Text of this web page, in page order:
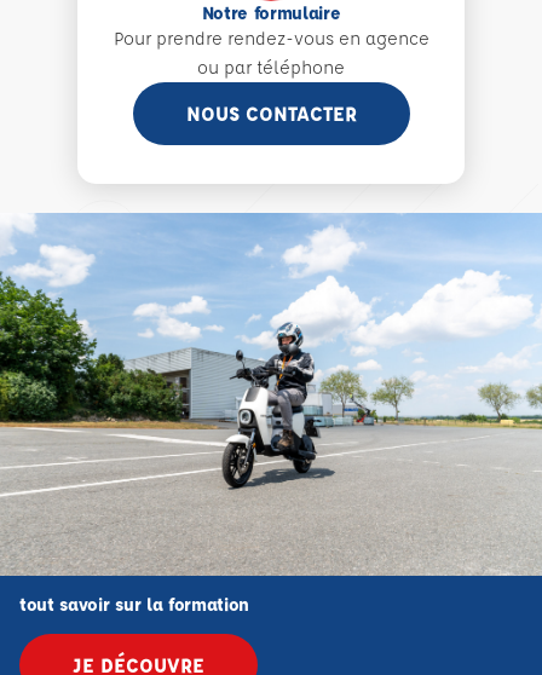
Notre formulaire
Pour prendre rendez-vous en agence
ou par téléphone
NOUS CONTACTER
tout savoir sur la formation
JE DÉCOUVRE